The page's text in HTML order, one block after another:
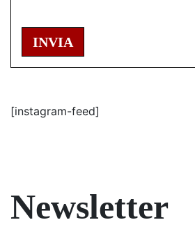
INVIA
[instagram-feed]
Newsletter